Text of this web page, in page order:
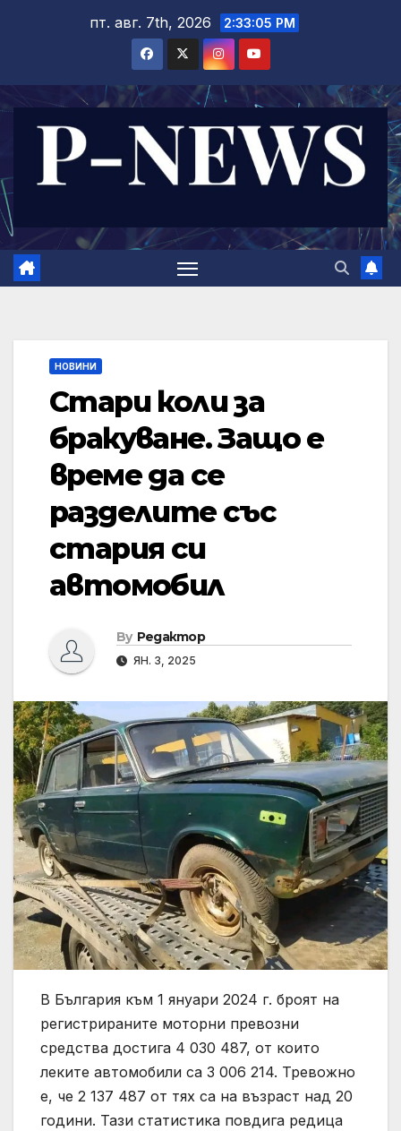
пт. авг. 7th, 2026 2:33:06 PM
НОВИНИ
Стари коли за
бракуване. Защо е
време да се
разделите със
стария си
автомобил
By Редактор
ЯН. 3, 2025
В България към 1 януари 2024 г. броят на
регистрираните моторни превозни
средства достига 4 030 487, от които
леките автомобили са 3 006 214. Тревожно
е, че 2 137 487 от тях са на възраст над 20
години. Тази статистика повдига редица